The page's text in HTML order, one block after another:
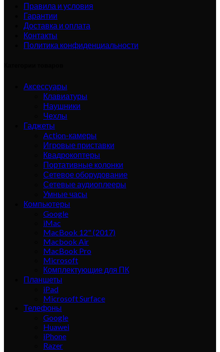
Правила и условия
Гарантии
Доставка и оплата
Контакты
Политика конфиденциальности
Аксессуары
Клавиатуры
Наушники
Чехлы
Гаджеты
Action-камеры
Игровые приставки
Квадрокоптеры
Портативные колонки
Сетевое оборудование
Сетевые аудиоплееры
Умные часы
Компьютеры
Google
iMac
MacBook 12" (2017)
Macbook Air
MacBook Pro
Microsoft
Комплектующие для ПК
Планшеты
iPad
Microsoft Surface
Телефоны
Google
Huawei
iPhone
Razer